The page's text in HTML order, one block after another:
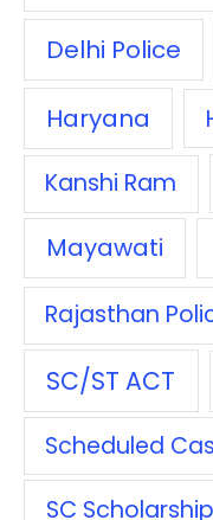
Delhi Police
Haryana
Kanshi Ram
Mayawati
Rajasthan
SC/ST ACT
Scheduled
SC Scholarship